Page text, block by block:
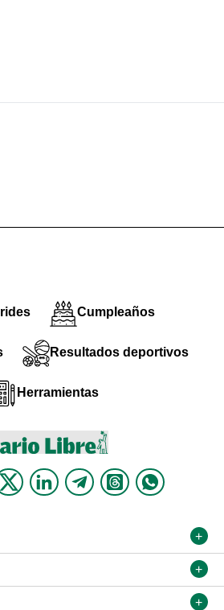
Cumpleaños
Resultados deportivos
Herramientas